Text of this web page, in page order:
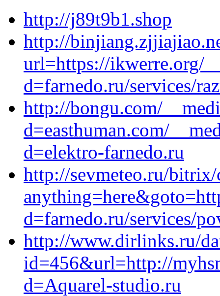
http://j89t9b1.shop
http://
url=https://ikwerre.org/
d=farnedo.ru/services/
http://bongu.com/
d=easthuman.com/
d=elektro-farnedo.ru
http://sevmeteo.ru/
d=farnedo.ru/services/
http://www.dirlinks.ru/
id=456&url=http://
d=Aquarel-studio.ru